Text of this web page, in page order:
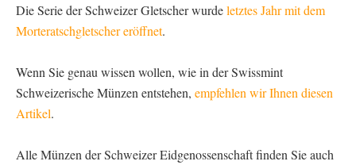
Die Serie der Schweizer Gletscher wurdeletztes Jahr mit dem
Morteratschgletscher eröffnet.
Wenn Sie genau wissen wollen, wie in der Swissmint
Schweizerische Münzen entstehen, empfehlen wir Ihnen diesen
Artikel.
Alle Münzen der Schweizer Eidgenossenschaft finden Sie auch